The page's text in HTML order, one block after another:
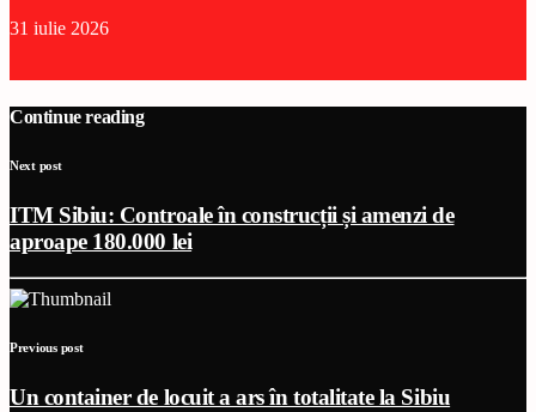
31 iulie 2026
Continue reading
Next post
ITM Sibiu: Controale în construcții și amenzi de
aproape 180.000 lei
Previous post
Un container de locuit a ars în totalitate la Sibiu